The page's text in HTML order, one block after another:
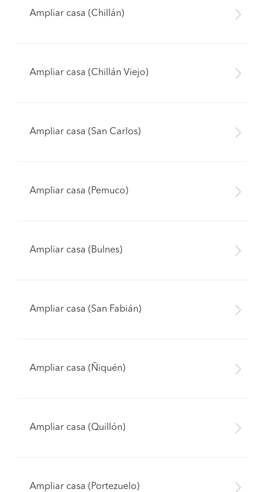
Ampliar casa (Chillán)
Ampliar casa (Chillán Viejo)
Ampliar casa (San Carlos)
Ampliar casa (Pemuco)
Ampliar casa (Bulnes)
Ampliar casa (San Fabián)
Ampliar casa (Ñiquén)
Ampliar casa (Quillón)
Ampliar casa (Portezuelo)